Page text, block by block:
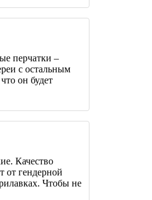
перчатки –
с остальным
он будет
Качество
от гендерной
Чтобы не